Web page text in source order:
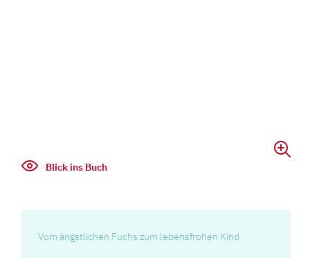
Blick ins Buch
Vom ängstlichen Fuchs zum lebensfrohen Kind